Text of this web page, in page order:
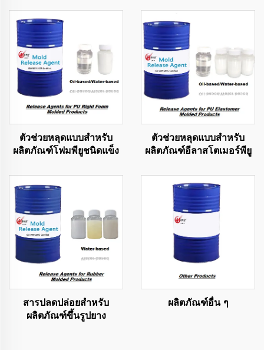
ตัวช่วยหลุดแบบสำหรับ
ผลิตภัณฑ์โฟมพียูชนิดแข็ง
ตัวช่วยหลุดแบบสำหรับ
ผลิตภัณฑ์อีลาสโตเมอร์พียู
สารปลดปล่อยสำหรับ
ผลิตภัณฑ์ขึ้นรูปยาง
ผลิตภัณฑ์อื่น ๆ